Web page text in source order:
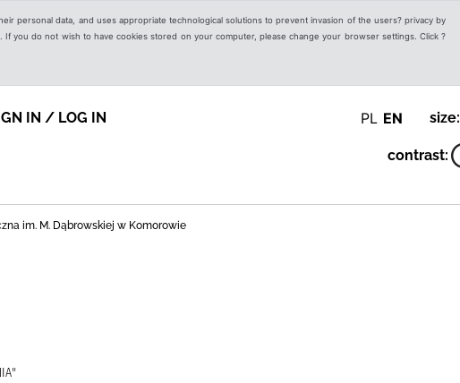
personal data, and uses appropriate technological solutions to prevent invasion of the users? privacy by
you do not wish to have cookies stored on your computer, please change your browser settings. Click ?
IN / LOG IN PL EN size:
contrast:
im. M. Dąbrowskiej w Komorowie